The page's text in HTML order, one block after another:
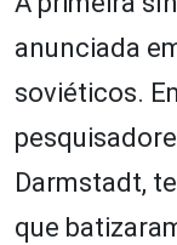
anunciada
soviéticos.
Darmstadt,
que